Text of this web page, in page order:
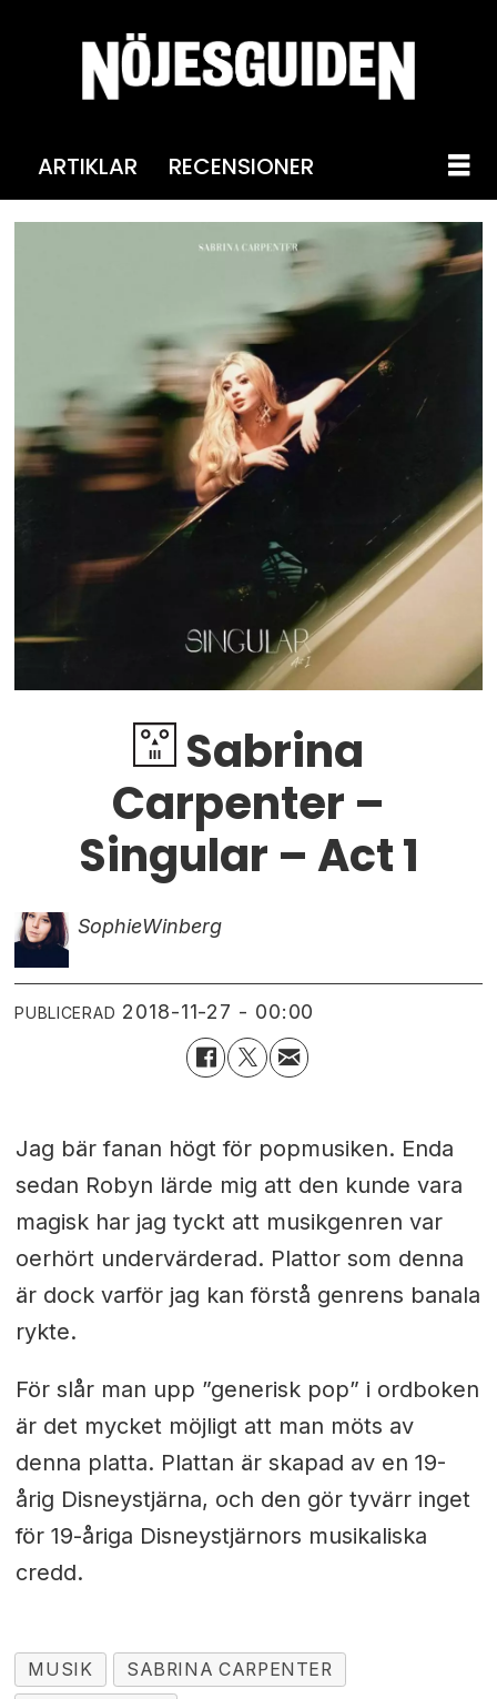
ARTIKLAR RECENSIONER
Sabrina
Carpenter –
Singular – Act 1
SophieWinberg
PUBLICERAD 2018-11-27 - 00:00
Jag bär fanan högt för popmusiken. Enda
sedan Robyn lärde mig att den kunde vara
magisk har jag tyckt att musikgenren var
oerhört undervärderad. Plattor som denna
är dock varför jag kan förstå genrens banala
rykte.
För slår man upp ”generisk pop” i ordboken
är det mycket möjligt att man möts av
denna platta. Plattan är skapad av en 19-
årig Disneystjärna, och den gör tyvärr inget
för 19-åriga Disneystjärnors musikaliska
credd.
MUSIK
SABRINA CARPENTER